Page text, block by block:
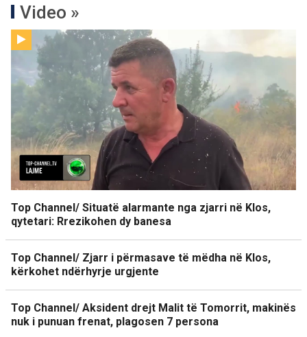
Video »
Top Channel/ Situatë alarmante nga zjarri në Klos,
qytetari: Rrezikohen dy banesa
Top Channel/ Zjarr i përmasave të mëdha në Klos,
kërkohet ndërhyrje urgjente
Top Channel/ Aksident drejt Malit të Tomorrit, makinës
nuk i punuan frenat, plagosen 7 persona